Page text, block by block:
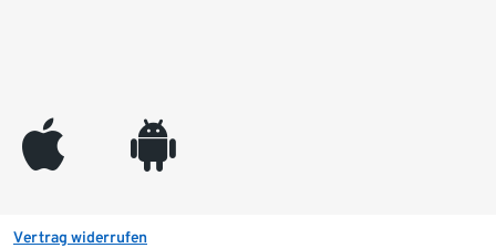
appleinc android
Vertrag widerrufen